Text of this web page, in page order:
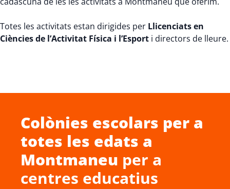
Totes les activitats estan dirigides per Llicenciats en
Ciències de l’Activitat Física i l’Esport i directors de lleure.
Colònies escolars per a
totes les edats a
Montmaneu per a
centres educatius